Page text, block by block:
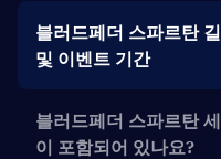
블러드페더 스파르탄
및 이벤트 기간
블러드페더 스파르탄
이 포함되어 있나요?